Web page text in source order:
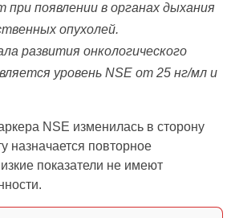
при появлении в органах дыхания
опухолей.
развития онкологического
уровень NSE от 25 нг/мл и
NSE изменилась в сторону
назначается повторное
показатели не имеют